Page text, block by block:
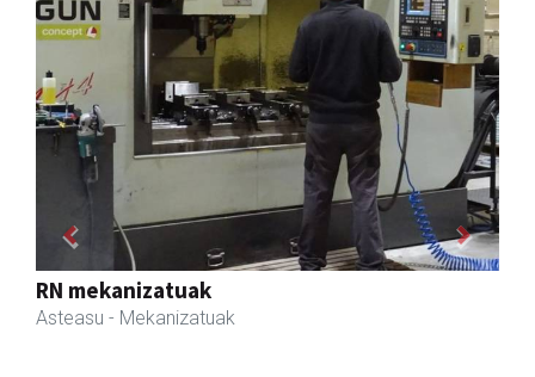
Transportes Lakunza
Asteasu - Garraioak
Previous Next